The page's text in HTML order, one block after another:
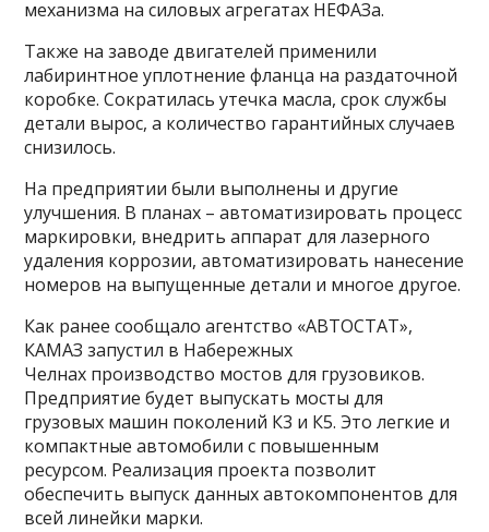
механизма на силовых агрегатах НЕФАЗа.
Также на заводе двигателей применили
лабиринтное уплотнение фланца на раздаточной
коробке. Сократилась утечка масла, срок службы
детали вырос, а количество гарантийных случаев
снизилось.
На предприятии были выполнены и другие
улучшения. В планах – автоматизировать процесс
маркировки, внедрить аппарат для лазерного
удаления коррозии, автоматизировать нанесение
номеров на выпущенные детали и многое другое.
Как ранее сообщало агентство «АВТОСТАТ»,
КАМАЗ запустил в Набережных
Челнах производство мостов для грузовиков.
Предприятие будет выпускать мосты для
грузовых машин поколений К3 и К5. Это легкие и
компактные автомобили с повышенным
ресурсом. Реализация проекта позволит
обеспечить выпуск данных автокомпонентов для
всей линейки марки.